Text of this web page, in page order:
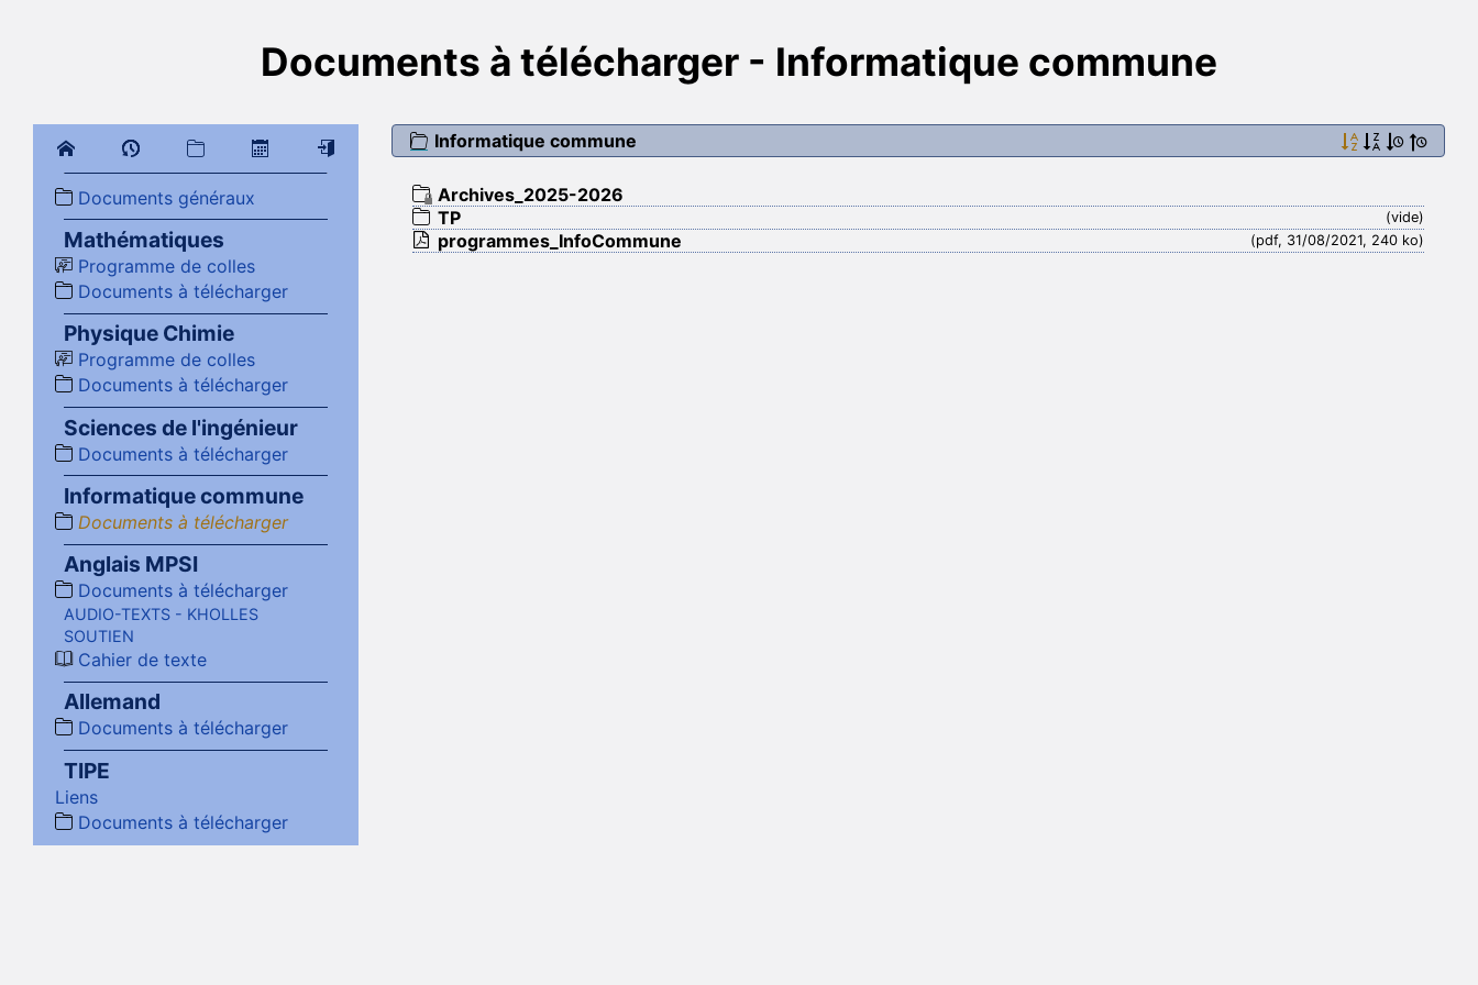
Documents à télécharger - Informatique commune
Documents généraux
Mathématiques
Programme de colles
Documents à télécharger
Physique Chimie
Programme de colles
Documents à télécharger
Sciences de l'ingénieur
Documents à télécharger
Informatique commune
Documents à télécharger
Anglais MPSI
Documents à télécharger
AUDIO-TEXTS - KHOLLES
SOUTIEN
Cahier de texte
Allemand
Documents à télécharger
TIPE
Liens
Documents à télécharger
Informatique commune
Archives_2025-2026
(vide)
TP
(pdf, 31/08/2021, 240 ko)
programmes_InfoCommune